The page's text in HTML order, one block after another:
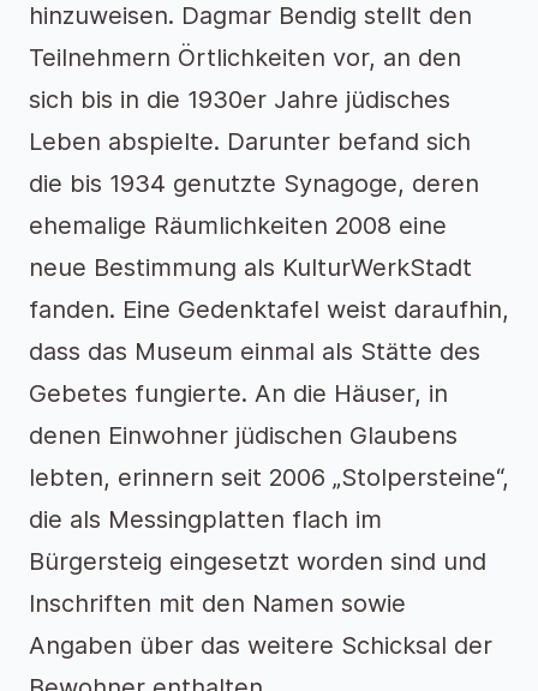
hinzuweisen. Dagmar Bendig stellt den
Teilnehmern Örtlichkeiten vor, an den
sich bis in die 1930er Jahre jüdisches
Leben abspielte. Darunter befand sich
die bis 1934 genutzte Synagoge, deren
ehemalige Räumlichkeiten 2008 eine
neue Bestimmung als KulturWerkStadt
fanden. Eine Gedenktafel weist daraufhin,
dass das Museum einmal als Stätte des
Gebetes fungierte. An die Häuser, in
denen Einwohner jüdischen Glaubens
lebten, erinnern seit 2006 „Stolpersteine“,
die als Messingplatten flach im
Bürgersteig eingesetzt worden sind und
Inschriften mit den Namen sowie
Angaben über das weitere Schicksal der